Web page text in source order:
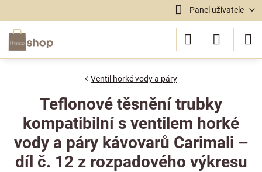
Panel uživatele
Ventil horké vody a páry
Teflonové těsnění trubky
kompatibilní s ventilem horké
vody a páry kávovarů Carimali –
díl č. 12 z rozpadového výkresu